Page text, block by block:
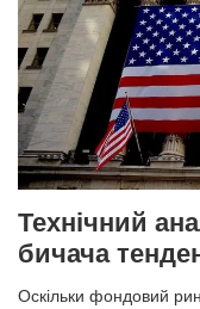
Технічний
бичача
Оскільки фондовий